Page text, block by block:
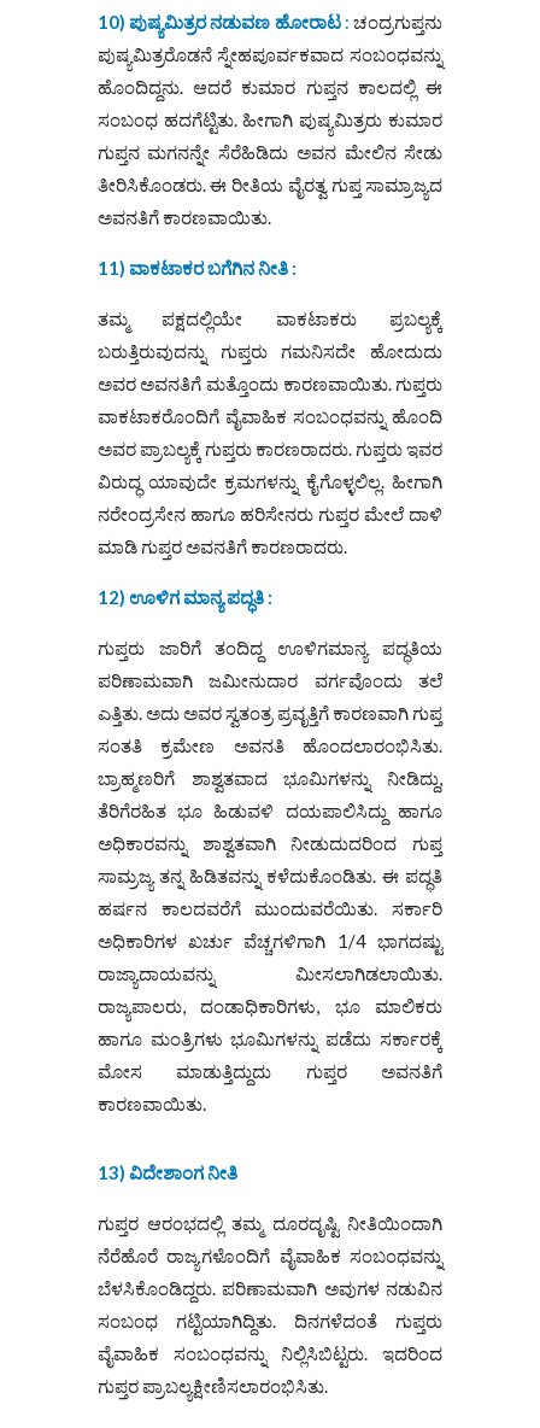
10) ಪುಷ್ಯಮಿತ್ರರ ನಡುವಣ ಹೋರಾಟ: ಚಂದ್ರಗುಪ್ತನು
ಪುಷ್ಯಮಿತ್ರರೊಡನೆ ಸ್ನೇಹಪೂರ್ವಕವಾದ ಸಂಬಂಧವನ್ನು
ಹೊಂದಿದ್ದನು. ಆದರೆ ಕುಮಾರ ಗುಪ್ತನ ಕಾಲದಲ್ಲಿ ಈ
ಸಂಬಂಧ ಹದಗೆಟ್ಟಿತು. ಹೀಗಾಗಿ ಪುಷ್ಯಮಿತ್ರರು ಕುಮಾರ
ಗುಪ್ತನ ಮಗನನ್ನೇ ಸೆರೆಹಿಡಿದು ಅವನ ಮೇಲಿನ ಸೇಡು
ತೀರಿಸಿಕೊಂಡರು. ಈ ರೀತಿಯ ವೈರತ್ವ ಗುಪ್ತ ಸಾಮ್ರಾಜ್ಯದ
ಅವನತಿಗೆ ಕಾರಣವಾಯಿತು.
11) ವಾಕಟಾಕರ ಬಗೆಗಿನ ನೀತಿ :
ತಮ್ಮ ಪಕ್ಷದಲ್ಲಿಯೇ ವಾಕಟಾಕರು ಪ್ರಬಲ್ಯಕ್ಕೆ
ಬರುತ್ತಿರುವುದನ್ನು ಗುಪ್ತರು ಗಮನಿಸದೇ ಹೋದುದು
ಅವರ ಅವನತಿಗೆ ಮತ್ತೊಂದು ಕಾರಣವಾಯಿತು. ಗುಪ್ತರು
ವಾಕಟಾಕರೊಂದಿಗೆ ವೈವಾಹಿಕ ಸಂಬಂಧವನ್ನು ಹೊಂದಿ
ಅವರ ಪ್ರಾಬಲ್ಯಕ್ಕೆ ಗುಪ್ತರು ಕಾರಣರಾದರು. ಗುಪ್ತರು ಇವರ
ವಿರುದ್ಧ ಯಾವುದೇ ಕ್ರಮಗಳನ್ನು ಕೈಗೊಳ್ಳಲಿಲ್ಲ. ಹೀಗಾಗಿ
ನರೇಂದ್ರಸೇನ ಹಾಗೂ ಹರಿಸೇನರು ಗುಪ್ತರ ಮೇಲೆ ದಾಳಿ
ಮಾಡಿ ಗುಪ್ತರ ಅವನತಿಗೆ ಕಾರಣರಾದರು.
12) ಊಳಿಗ ಮಾನ್ಯ ಪದ್ಧತಿ :
ಗುಪ್ತರು ಜಾರಿಗೆ ತಂದಿದ್ದ ಊಳಿಗಮಾನ್ಯ ಪದ್ಧತಿಯ
ಪರಿಣಾಮವಾಗಿ ಜಮೀನುದಾರ ವರ್ಗವೊಂದು ತಲೆ
ಎತ್ತಿತು. ಅದು ಅವರ ಸ್ವತಂತ್ರ ಪ್ರವೃತ್ತಿಗೆ ಕಾರಣವಾಗಿ ಗುಪ್ತ
ಸಂತತಿ ಕ್ರಮೇಣ ಅವನತಿ ಹೊಂದಲಾರಂಭಿಸಿತು.
ಬ್ರಾಹ್ಮಣರಿಗೆ ಶಾಶ್ವತವಾದ ಭೂಮಿಗಳನ್ನು ನೀಡಿದ್ದು,
ತೆರಿಗೆರಹಿತ ಭೂ ಹಿಡುವಳಿ ದಯಪಾಲಿಸಿದ್ದು ಹಾಗೂ
ಅಧಿಕಾರವನ್ನು ಶಾಶ್ವತವಾಗಿ ನೀಡುದುದರಿಂದ ಗುಪ್ತ
ಸಾಮ್ರಜ್ಯ ತನ್ನ ಹಿಡಿತವನ್ನು ಕಳೆದುಕೊಂಡಿತು. ಈ ಪದ್ಧತಿ
ಹರ್ಷನ ಕಾಲದವರೆಗೆ ಮುಂದುವರೆಯಿತು. ಸರ್ಕಾರಿ
ಅಧಿಕಾರಿಗಳ ಖರ್ಚು ವೆಚ್ಚಗಳಿಗಾಗಿ 1/4 ಭಾಗದಷ್ಟು
ರಾಜ್ಯಾದಾಯವನ್ನು ಮೀಸಲಾಗಿಡಲಾಯಿತು.
ರಾಜ್ಯಪಾಲರು, ದಂಡಾಧಿಕಾರಿಗಳು, ಭೂ ಮಾಲಿಕರು
ಹಾಗೂ ಮಂತ್ರಿಗಳು ಭೂಮಿಗಳನ್ನು ಪಡೆದು ಸರ್ಕಾರಕ್ಕೆ
ಮೋಸ ಮಾಡುತ್ತಿದ್ದುದು ಗುಪ್ತರ ಅವನತಿಗೆ
ಕಾರಣವಾಯಿತು.
13) ವಿದೇಶಾಂಗ ನೀತಿ
ಗುಪ್ತರ ಆರಂಭದಲ್ಲಿ ತಮ್ಮ ದೂರದೃಷ್ಟಿ ನೀತಿಯಿಂದಾಗಿ
ನೆರೆಹೊರೆ ರಾಜ್ಯಗಳೊಂದಿಗೆ ವೈವಾಹಿಕ ಸಂಬಂಧವನ್ನು
ಬೆಳಸಿಕೊಂಡಿದ್ದರು. ಪರಿಣಾಮವಾಗಿ ಅವುಗಳ ನಡುವಿನ
ಸಂಬಂಧ ಗಟ್ಟಿಯಾಗಿದ್ದಿತು. ದಿನಗಳೆದಂತೆ ಗುಪ್ತರು
ವೈವಾಹಿಕ ಸಂಬಂಧವನ್ನು ನಿಲ್ಲಿಸಿಬಿಟ್ಟರು. ಇದರಿಂದ
ಗುಪ್ತರ ಪ್ರಾಬಲ್ಯಕ್ಷೀಣಿಸಲಾರಂಭಿಸಿತು.